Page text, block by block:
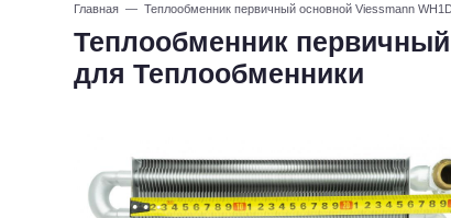
Главная — Теплообменник первичный основной Viessmann
Теплообменник
для Теплообменники